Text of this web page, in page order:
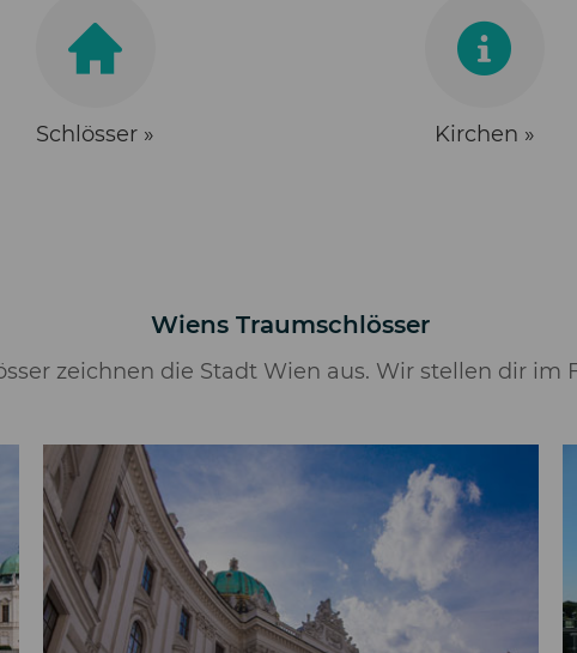
Schlösser » Kirchen »
Wiens Traumschlösser
zeichnen die Stadt Wien aus. Wir stellen dir im